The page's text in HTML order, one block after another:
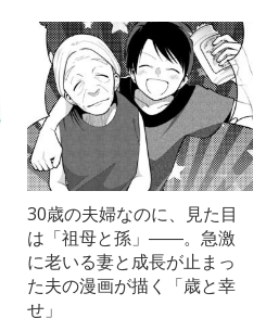
30歳の夫婦なのに、見た目
は「祖母と孫」――。急激
に老いる妻と成長が止まっ
た夫の漫画が描く「歳と幸
せ」